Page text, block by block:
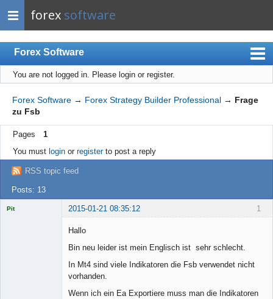
forex software
Forex Software
Index
Mobile
User list
Rules
Register
Login
You are not logged in. Please login or register.
Forex Software → Forex Strategy Builder Professional → Frage
zu Fsb
Pages
1
You must loginor registerto post a reply
RSS topic feed
Posts: 13
1
Pit 2015-01-21 08:35:12
Hallo
Bin neu leider ist mein Englisch ist sehr schlecht.
In Mt4 sind viele Indikatoren die Fsb verwendet nicht
vorhanden.
Wenn ich ein Ea Exportiere muss man die Indikatoren